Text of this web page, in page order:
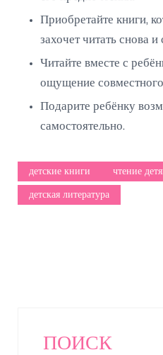
Приобретайте книги,
захочет читать снова и
Читайте вместе с
ощущение
Подарите ребёнку
самостоятельно.
детские книги чтение
детская литература
ПОИСК